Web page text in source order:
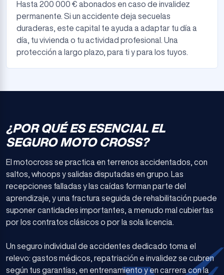
Hasta 200 000 € abonados en caso de invalidez
permanente. Si un accidente deja secuelas
duraderas, este capital te ayuda a adaptar tu día a
día, tu vivienda o tu actividad profesional. Una
protección a largo plazo, para ti y para los tuyos.
¿POR QUÉ ES ESENCIAL EL
SEGURO MOTO CROSS?
El motocross se practica en terrenos accidentados, con
saltos, whoops y salidas disputadas en grupo. Las
recepciones falladas y las caídas forman parte del
aprendizaje, y una fractura seguida de rehabilitación puede
suponer cantidades importantes, a menudo mal cubiertas
por los contratos clásicos o por la sola licencia.
Un seguro individual de accidentes dedicado toma el
relevo: gastos médicos, repatriación e invalidez se cubren
según tus garantías, en entrenamiento y en carrera con la